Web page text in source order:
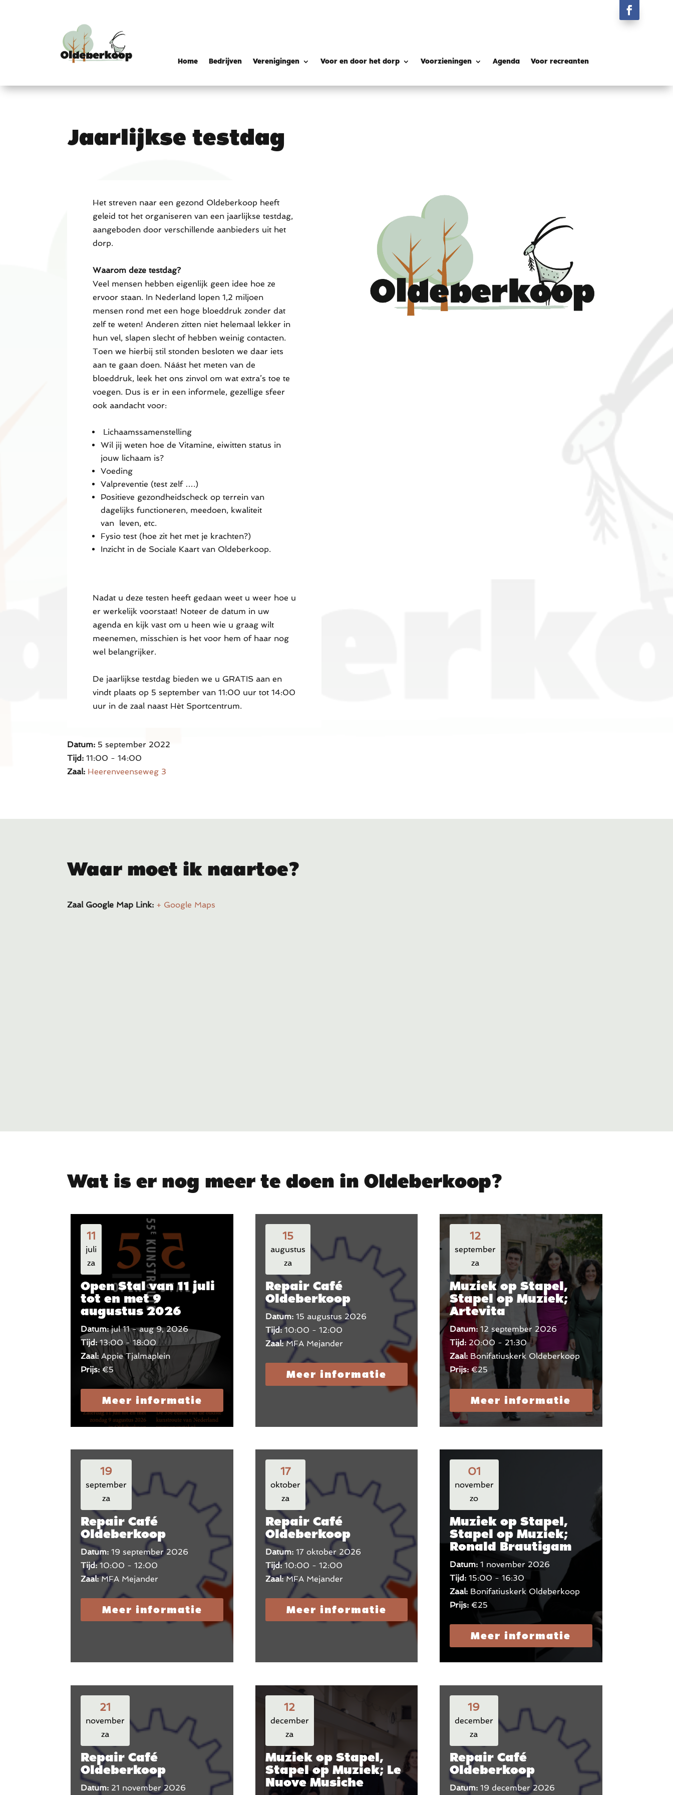
Home Bedrijven Verenigingen Voor en door het dorp Voorzieningen Agenda Voor recreanten
Jaarlijkse testdag
Het streven naar een gezond Oldeberkoop heeft
geleid tot het organiseren van een jaarlijkse testdag,
aangeboden door verschillende aanbieders uit het
dorp.
Waarom deze testdag?
Veel mensen hebben eigenlijk geen idee hoe ze
ervoor staan. In Nederland lopen 1,2 miljoen
mensen rond met een hoge bloeddruk zonder dat
zelf te weten! Anderen zitten niet helemaal lekker in
hun vel, slapen slecht of hebben weinig contacten.
Toen we hierbij stil stonden besloten we daar iets
aan te gaan doen. Náást het meten van de
bloeddruk, leek het ons zinvol om wat extra’s toe te
voegen. Dus is er in een informele, gezellige sfeer
ook aandacht voor:
Lichaamssamenstelling
Wil jij weten hoe de Vitamine, eiwitten status in
jouw lichaam is?
Voeding
Valpreventie (test zelf ….)
Positieve gezondheidscheck op terrein van
dagelijks functioneren, meedoen, kwaliteit
van leven, etc.
Fysio test (hoe zit het met je krachten?)
Inzicht in de Sociale Kaart van Oldeberkoop.
Nadat u deze testen heeft gedaan weet u weer hoe u
er werkelijk voorstaat! Noteer de datum in uw
agenda en kijk vast om u heen wie u graag wilt
meenemen, misschien is het voor hem of haar nog
wel belangrijker.
De jaarlijkse testdag bieden we u GRATIS aan en
vindt plaats op 5 september van 11:00 uur tot 14:00
uur in de zaal naast Hèt Sportcentrum.
Datum: 5 september 2022
Tijd:11:00 - 14:00
Zaal: Heerenveenseweg 3
Waar moet ik naartoe?
Zaal Google Map Link: + Google Maps
Wat is er nog meer te doen in Oldeberkoop?
11
juli
za
Open Stal van 11 juli
tot en met 9
augustus 2026
Datum:jul 11 - aug 9, 2026
Tijd:13:00 - 18:00
Zaal: Appie Tjalmaplein
Prijs:€5
Meer informatie
15
augustus
za
Repair Café
Oldeberkoop
Datum: 15 augustus 2026
Tijd:10:00 - 12:00
Zaal:MFA Mejander
Meer informatie
12
september
za
Muziek op Stapel,
Stapel op Muziek;
Artevita
Datum: 12 september 2026
Tijd: 20:00 - 21:30
Zaal: Bonifatiuskerk Oldeberkoop
Prijs: €25
Meer informatie
19
september
za
Repair Café
Oldeberkoop
Datum:19 september 2026
Tijd:10:00 - 12:00
Zaal:MFA Mejander
Meer informatie
17
oktober
za
Repair Café
Oldeberkoop
Datum: 17 oktober 2026
Tijd:10:00 - 12:00
Zaal:MFA Mejander
Meer informatie
01
november
zo
Muziek op Stapel,
Stapel op Muziek;
Ronald Brautigam
Datum: 1 november 2026
Tijd: 15:00 - 16:30
Zaal: Bonifatiuskerk Oldeberkoop
Prijs: €25
Meer informatie
21
november
za
Repair Café
Oldeberkoop
Datum: 21 november 2026
12
december
za
Muziek op Stapel,
Stapel op Muziek; Le
Nuove Musiche
19
december
za
Repair Café
Oldeberkoop
Datum: 19 december 2026